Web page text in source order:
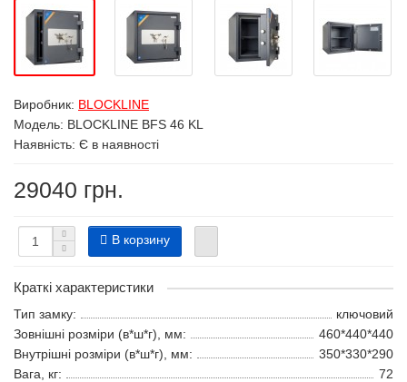
Виробник: BLOCKLINE
Модель: BLOCKLINE BFS 46 KL
Наявність: Є в наявності
29040 грн.
В корзину
Краткі характеристики
Тип замку:
ключовий
Зовнішні розміри (в*ш*г), мм:
460*440*440
Внутрішні розміри (в*ш*г), мм:
350*330*290
Вага, кг:
72